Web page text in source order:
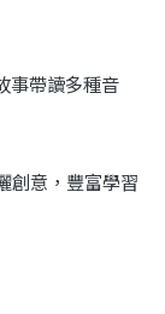
事帶讀多種音
創意，豐富學習